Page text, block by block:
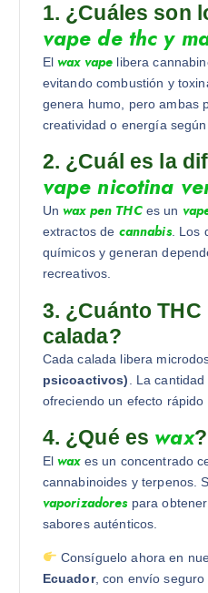
1. ¿Cuáles son
vape de thc y
Elwax vape libera
evitando combustión y
genera humo, pero ambas
creatividad o energía
2. ¿Cuál es la
vape nicotina
Unwax pen THCes un
extractos de cannabis. Los
químicos y generan
recreativos.
3. ¿Cuánto
calada?
Cada calada libera
psicoactivos) . La
ofreciendo un efecto rápido
4. ¿Qué es wax?
Elwaxes un concentrado
cannabinoides y terpenos.
vaporizadorespara
sabores auténticos.
Consíguelo ahora en
Ecuador, con envío seguro